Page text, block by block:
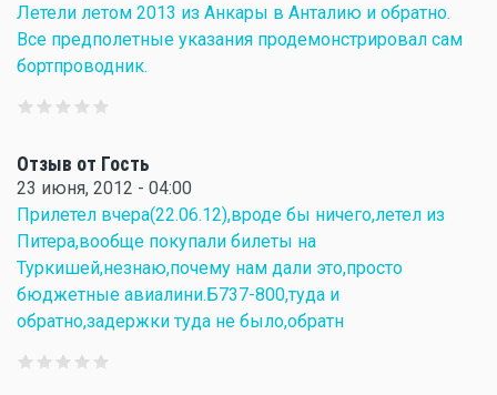
Летели летом 2013 из Анкары в Анталию и обратно.
Все предполетные указания продемонстрировал сам
бортпроводник.
Отзыв от Гость
23 июня, 2012 - 04:00
Прилетел вчера(22.06.12),вроде бы ничего,летел из
Питера,вообще покупали билеты на
Туркишей,незнаю,почему нам дали это,просто
бюджетные авиалини.Б737-800,туда и
обратно,задержки туда не было,обратн